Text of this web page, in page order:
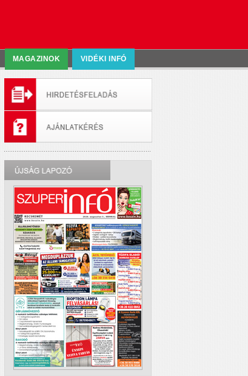
MAGAZINOK VIDÉKI INFÓ